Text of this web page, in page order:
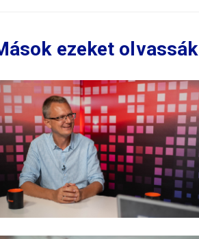
ezeket olvassák